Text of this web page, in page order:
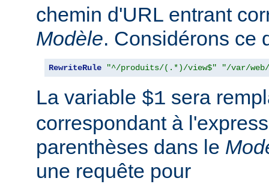
chemin d'URL entrant
Modèle. Considérons ce
RewriteRule "^/produits/(.*)/view$" "/var/
La variable $1 sera
correspondant à
parenthèses dans le
une requête pour